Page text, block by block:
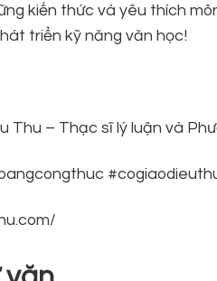
kiến thức và yêu thích
triển kỹ năng văn học!
Thu – Thạc sĩ lý luận và